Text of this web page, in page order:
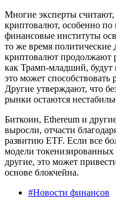
Многие эксперты
криптовалют, особенно
финансовые институты
то же время политические
криптовалют продолжают
как Трамп-младший, будут
это может способствовать
Другие утверждают, что
рынки остаются
Биткоин, Ethereum и
выросли, отчасти
развитию ETF. Если все
модели токенизированных
другие, это может
основе блокчейна.
#Новости финансов